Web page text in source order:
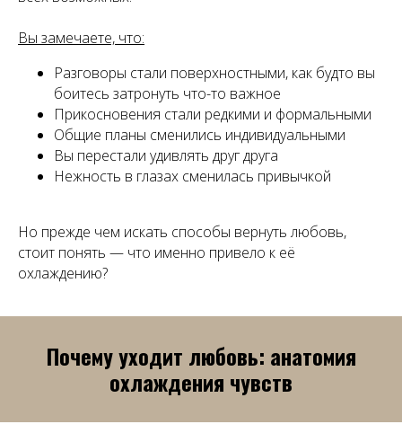
Вы замечаете, что:
Разговоры стали поверхностными, как будто вы
боитесь затронуть что-то важное
Прикосновения стали редкими и формальными
Общие планы сменились индивидуальными
Вы перестали удивлять друг друга
Нежность в глазах сменилась привычкой
Но прежде чем искать способы вернуть любовь,
стоит понять — что именно привело к её
охлаждению?
Почему уходит любовь: анатомия
охлаждения чувств